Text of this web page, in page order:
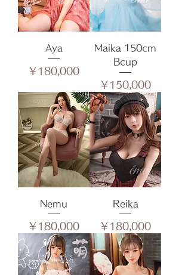
Aya
価格
￥180,000
Maika 150cm
Bcup
価格
￥150,000
Nemu
価格
￥180,000
Reika
価格
￥180,000